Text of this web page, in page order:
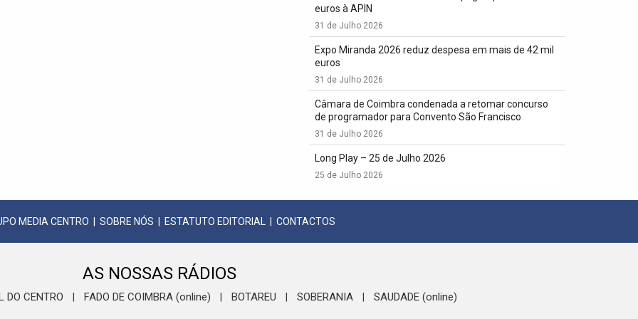
euros à APIN
31 de Julho 2026
Expo Miranda 2026 reduz despesa em mais de 42 mil
euros
31 de Julho 2026
Câmara de Coimbra condenada a retomar concurso
de programador para Convento São Francisco
31 de Julho 2026
Long Play – 25 de Julho 2026
25 de Julho 2026
MEDIA CENTRO SOBRE NÓS ESTATUTO EDITORIAL CONTACTOS
AS NOSSAS RÁDIOS
DO CENTRO FADO DE COIMBRA (online) BOTAREU SOBERANIA SAUDADE (online)